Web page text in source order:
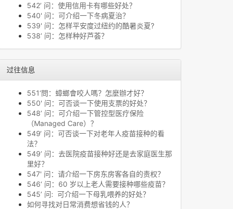
542’ 问：使用信用卡有哪些好处？
540' 问：可介绍一下冬病夏治？
539' 问：怎样平安度过纽约的酷暑炎夏?
538’ 问：怎样种好芦荟？
过往信息
551‘問：蟑螂會咬人嗎？怎麼辦才好？
550' 问：可否谈一下使用支票的好处？
548’ 问：可介绍一下管控型医疗保险
（Managed Care）？
549‘ 问：可否谈一下对老年人疫苗接种的看
法？
549’ 问：去医院疫苗接种好还是去家庭医生那
里好？
547' 问：请介绍一下房东房客各自的责权？
546‘ 问：60 岁以上老人需要接种哪些疫苗？
545’ 问: 可介绍一下母乳喂养的好处？
如何寻找对日常消费想省钱的人？